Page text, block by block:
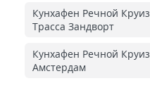
Кунхафен Речной
Трасса Зандворт
Кунхафен Речной
Амстердам